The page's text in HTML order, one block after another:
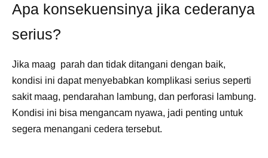
Apa konsekuensinya jika cederanya
serius?
Jika maag parah dan tidak ditangani dengan baik,
kondisi ini dapat menyebabkan komplikasi serius seperti
sakit maag, pendarahan lambung, dan perforasi lambung.
Kondisi ini bisa mengancam nyawa, jadi penting untuk
segera menangani cedera tersebut.